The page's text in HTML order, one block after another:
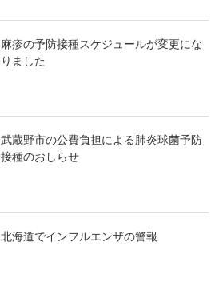
麻疹の予防接種スケジュールが変更にな
りました
武蔵野市の公費負担による肺炎球菌予防
接種のおしらせ
北海道でインフルエンザの警報